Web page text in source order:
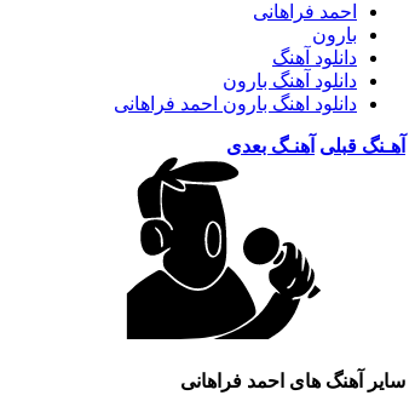
احمد فراهانی
بارون
دانلود آهنگ
دانلود آهنگ بارون
دانلود اهنگ بارون احمد فراهانی
آهـنگ قبلی آهنـگ بعدی
سایر آهنگ های احمد فراهانی